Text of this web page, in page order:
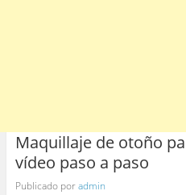
Maquillaje de otoño
vídeo paso a paso
Publicado poradmin